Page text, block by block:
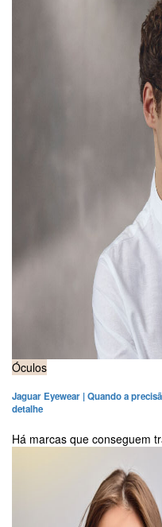
Óculos
Jaguar Eyewear | Quando a
detalhe
Há marcas que conseguem